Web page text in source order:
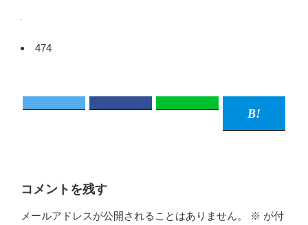
474
コメントを残す
メールアドレスが公開されることはありません。 ※ が付